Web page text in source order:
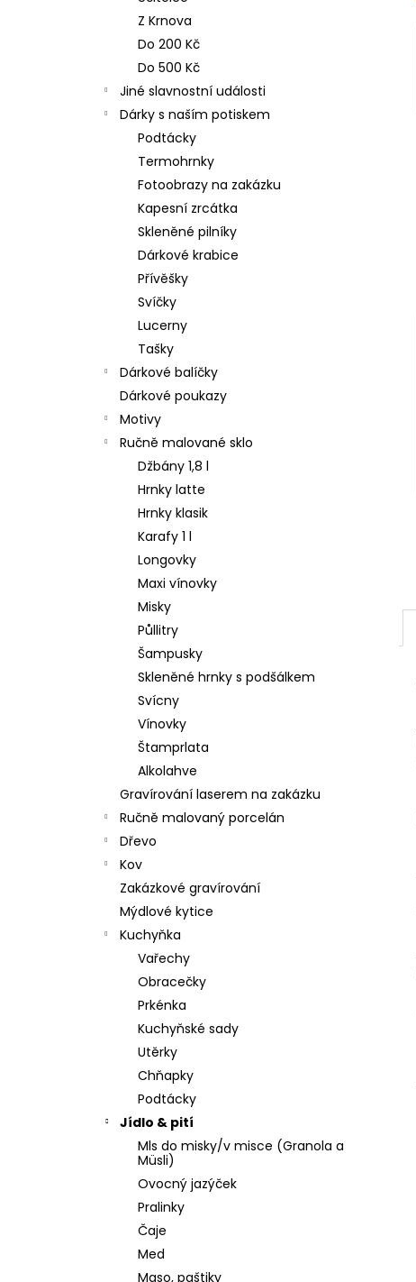
Z Krnova
Do 200 Kč
Do 500 Kč
Jiné slavnostní události
Dárky s naším potiskem
Podtácky
Termohrnky
Fotoobrazy na zakázku
Kapesní zrcátka
Skleněné pilníky
Dárkové krabice
Přívěšky
Svíčky
Lucerny
Tašky
Dárkové balíčky
Dárkové poukazy
Motivy
Ručně malované sklo
Džbány 1,8 l
Hrnky latte
Hrnky klasik
Karafy 1 l
Longovky
Maxi vínovky
Misky
Půllitry
Šampusky
Skleněné hrnky s podšálkem
Svícny
Vínovky
Štamprlata
Alkolahve
Gravírování laserem na zakázku
Ručně malovaný porcelán
Dřevo
Kov
Zakázkové gravírování
Mýdlové kytice
Kuchyňka
Vařechy
Obracečky
Prkénka
Kuchyňské sady
Utěrky
Chňapky
Podtácky
Jídlo & pití
Mls do misky/v misce (Granola a
Müsli)
Ovocný jazýček
Pralinky
Čaje
Med
Maso, paštiky
NEREZOVÁ LŽIČKA - NA ZAKÁZKU 17